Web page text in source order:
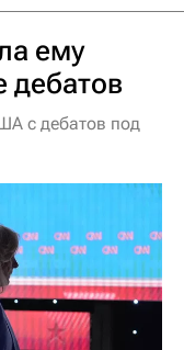
ему
дебатов
с дебатов под